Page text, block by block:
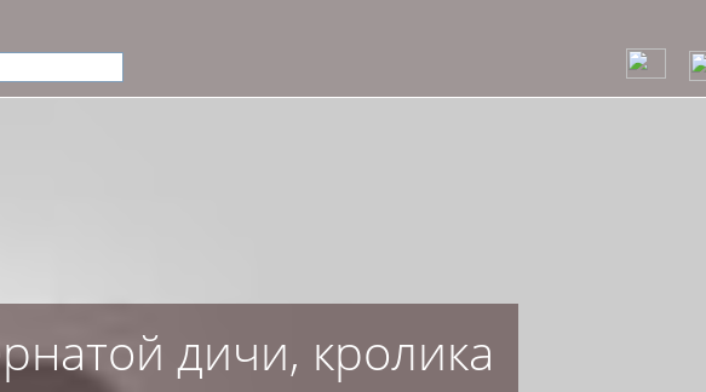
/
дичи, кролика